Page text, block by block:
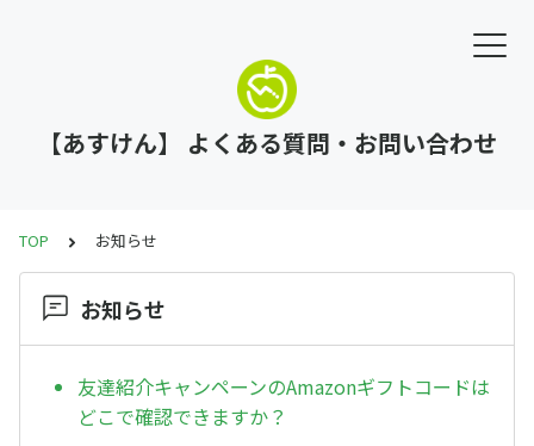
【あすけん】 よくある質問・お問い合わせ
TOP お知らせ
お知らせ
友達紹介キャンペーンのAmazonギフトコードは
どこで確認できますか？